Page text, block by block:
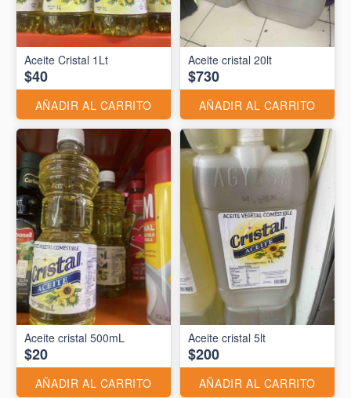
Aceite Cristal 1Lt
$40
AÑADIR AL CARRITO
Aceite cristal 20lt
$730
AÑADIR AL CARRITO
Aceite cristal 500mL
$20
AÑADIR AL CARRITO
Aceite cristal 5lt
$200
AÑADIR AL CARRITO